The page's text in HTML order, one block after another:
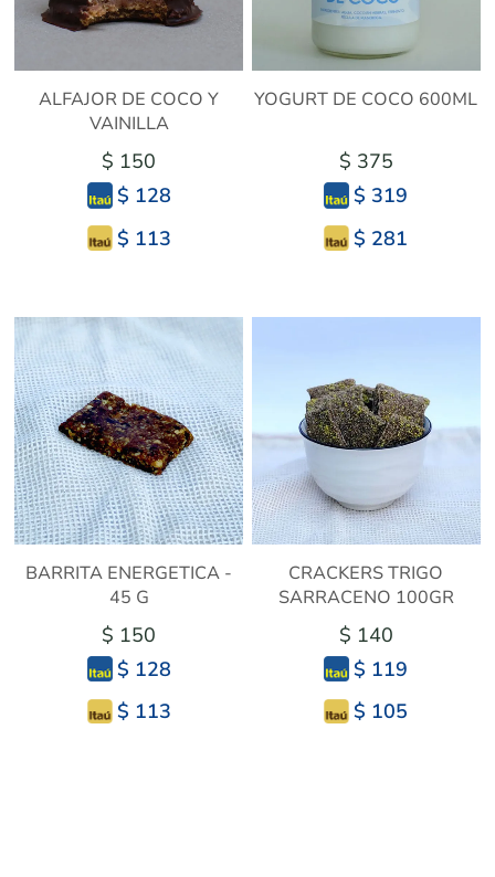
ALFAJOR DE COCO Y
VAINILLA
$ 150
$ 128
$ 113
YOGURT DE COCO 600ML
$ 375
$ 319
$ 281
BARRITA ENERGETICA -
45 G
$ 150
$ 128
$ 113
CRACKERS TRIGO
SARRACENO 100GR
$ 140
$ 119
$ 105